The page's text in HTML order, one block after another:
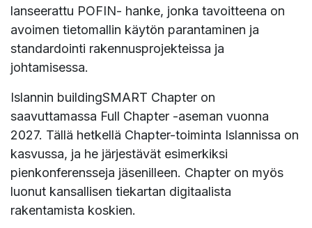
lanseerattu POFIN- hanke, jonka tavoitteena on
avoimen tietomallin käytön parantaminen ja
standardointi rakennusprojekteissa ja
johtamisessa.
Islannin buildingSMART Chapter on
saavuttamassa Full Chapter -aseman vuonna
2027. Tällä hetkellä Chapter-toiminta Islannissa on
kasvussa, ja he järjestävät esimerkiksi
pienkonferensseja jäsenilleen. Chapter on myös
luonut kansallisen tiekartan digitaalista
rakentamista koskien.